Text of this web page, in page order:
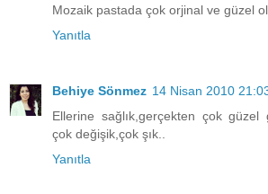
Mozaik pastada çok orjinal ve güzel
Yanıtla
Behiye Sönmez 14 Nisan 2010
Ellerine sağlık,gerçekten çok güzel
çok değişik,çok şık..
Yanıtla